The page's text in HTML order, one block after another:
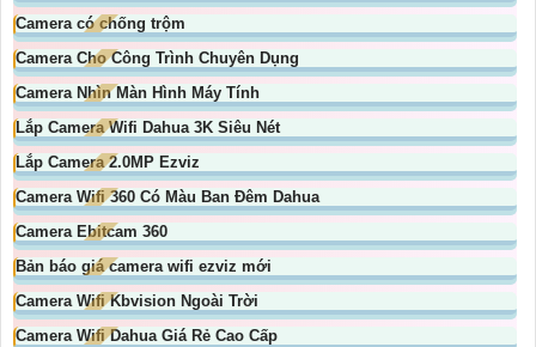
Camera có chống trộm
Camera Cho Công Trình Chuyên Dụng
Camera Nhìn Màn Hình Máy Tính
Lắp Camera Wifi Dahua 3K Siêu Nét
Lắp Camera 2.0MP Ezviz
Camera Wifi 360 Có Màu Ban Đêm Dahua
Camera Ebitcam 360
Bản báo giá camera wifi ezviz mới
Camera Wifi Kbvision Ngoài Trời
Camera Wifi Dahua Giá Rẻ Cao Cấp